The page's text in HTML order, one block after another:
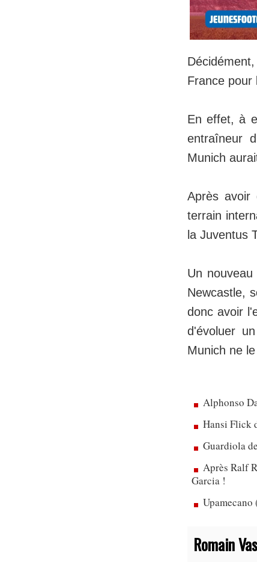
France pour
En effet, à
entraîneur
Munich
Après avoir
terrain
la Juventus
Un
Newcastle,
donc avoir
d'évoluer
Munich ne
Alphonso
Hansi Flick
Guardiola
Après Ralf
Garcia !
Romain